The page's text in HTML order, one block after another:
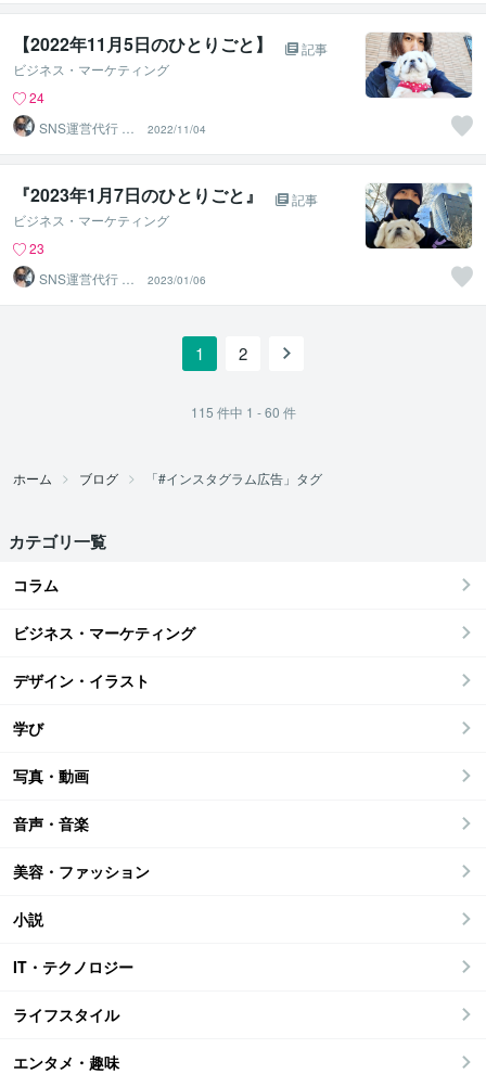
【2022年11月5日のひとりごと】⁡
記事
ビジネス・マーケティング
24
SNS運営代行 ま
るなげ
2022/11/04
『2023年1月7日のひとりごと』⁡
記事
ビジネス・マーケティング
23
SNS運営代行 ま
るなげ
2023/01/06
1 2
115 件中 1 - 60 件
ホーム ブログ 「#インスタグラム広告」タグ
カテゴリ一覧
コラム
ビジネス・マーケティング
デザイン・イラスト
学び
写真・動画
音声・音楽
美容・ファッション
小説
IT・テクノロジー
ライフスタイル
エンタメ・趣味